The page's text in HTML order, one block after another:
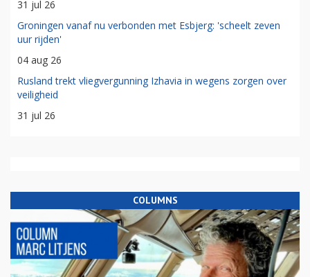
31 jul 26
Groningen vanaf nu verbonden met Esbjerg: 'scheelt zeven
uur rijden'
04 aug 26
Rusland trekt vliegvergunning Izhavia in wegens zorgen over
veiligheid
31 jul 26
COLUMNS